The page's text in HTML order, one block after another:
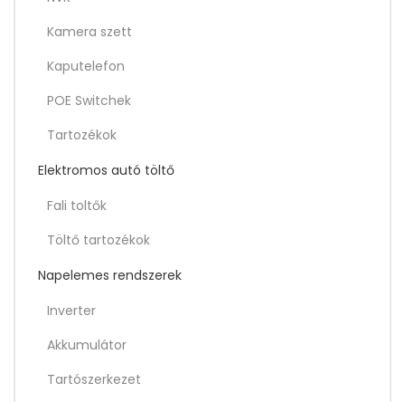
Kamera szett
Kaputelefon
POE Switchek
Tartozékok
Elektromos autó töltő
Fali toltők
Töltő tartozékok
Napelemes rendszerek
Inverter
Akkumulátor
Tartószerkezet